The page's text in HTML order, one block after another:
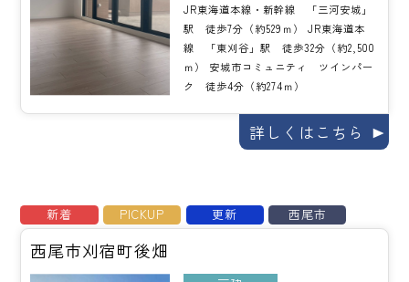
JR東海道本線・新幹線 「三河安城」
駅 徒歩7分（約529ｍ） JR東海道本
線 「東刈谷」駅 徒歩32分（約2,500
ｍ） 安城市コミュニティ ツインパー
ク 徒歩4分（約274ｍ）
詳しくはこちら
新着 PICKUP 更新 西尾市
西尾市刈宿町後畑